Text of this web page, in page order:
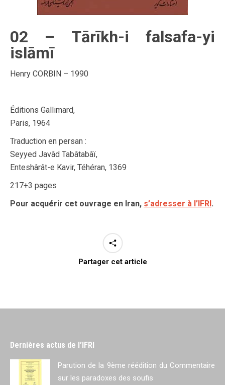
02 – Tārīkh-i falsafa-yi
islāmī
Henry CORBIN – 1990
Éditions Gallimard,
Paris, 1964
Traduction en persan :
Seyyed Javâd Tabâtabâï,
Enteshârât-e Kavir, Téhéran, 1369
217+3 pages
Pour acquérir cet ouvrage en Iran, s’adresser à l’IFRI.
Partager cet article
Dernières actus de l’IFRI
Parution de la 9ème réédition du Commentaire
sur les paradoxes des soufis